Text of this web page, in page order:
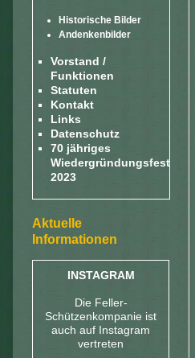
Historische Bilder
Andenkenbilder
Vorstand /
Funktionen
Statuten
Kontakt
Links
Datenschutz
70 jähriges
Wiedergründungsfest
2023
Aktuelle
Informationen
INSTAGRAM
Die Feller-
Schützenkompanie ist
auch auf Instagram
vertreten